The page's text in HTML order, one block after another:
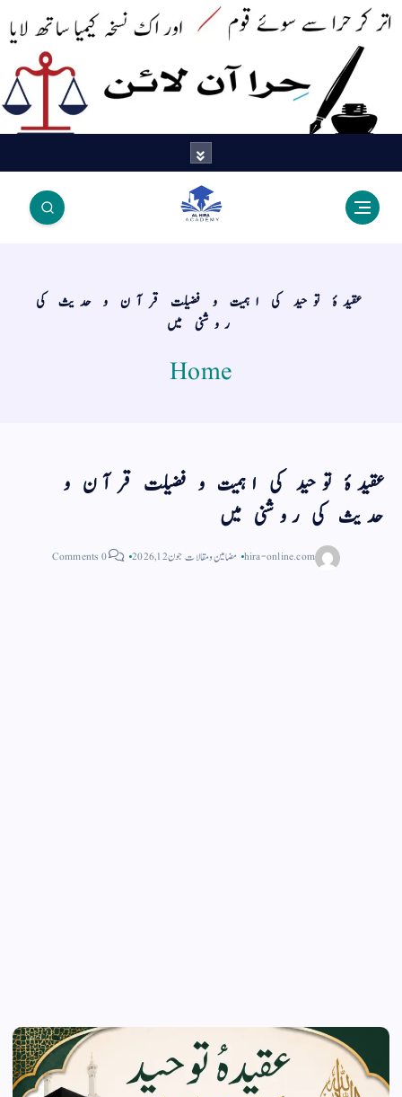
اک نسخہ کیمیا ساتھ لایا
عقیدۂ توحید کی اہمیت و فضیلت قرآن و حدیث کی
روشنی میں
Home
عقیدۂ توحید کی اہمیت و فضیلت قرآن و
حدیث کی روشنی میں
hira-online.com مضامین و مقالات جون 12, 2026 0 Comments